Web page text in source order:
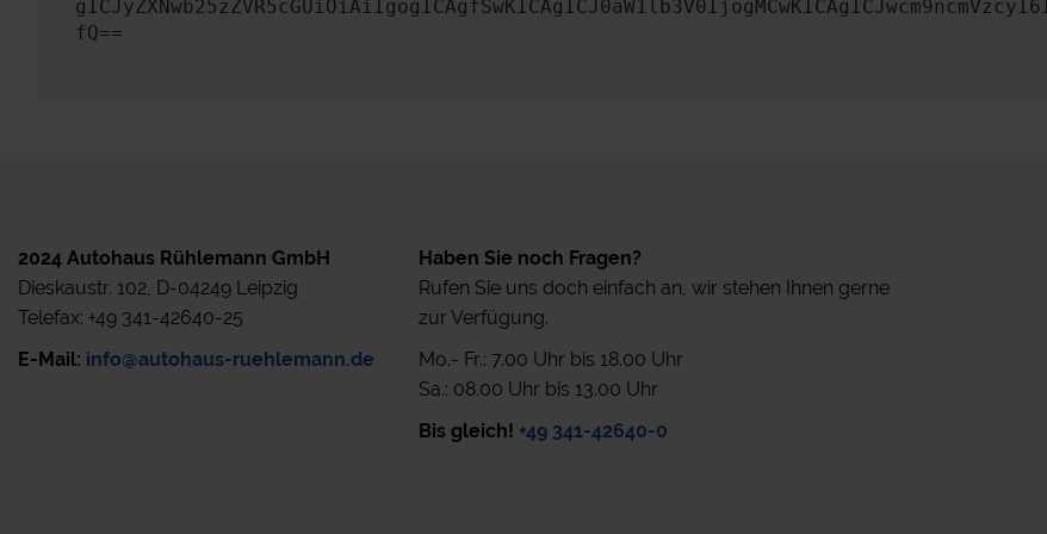
fQ==
2024 Autohaus Rühlemann GmbH
Dieskaustr. 102, D-04249 Leipzig
Telefax: +49 341-42640-25
E-Mail: info@autohaus-ruehlemann.de
Haben Sie noch Fragen?
Rufen Sie uns doch einfach an, wir stehen Ihnen gerne
zur Verfügung.
Mo.- Fr.: 7.00 Uhr bis 18.00 Uhr
Sa.: 08.00 Uhr bis 13.00 Uhr
Bis gleich! +49 341-42640-0